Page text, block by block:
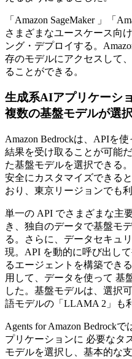
「Amazon SageMaker 」「
さまざまなユースケース向
ング・デプロイする。
存のモデルにアクセスして
ることができる。
生成系AIアプリケーシ
複数の基盤モデルが選
Amazon Bedrockは、APIを
結果を受け取ることが可能
た基盤モデルを選択できる
安全にカスタマイズできる
おり、東京リージョンでも利
単一の API でさまざまな主
き、独自のデータで基盤モ
る。さらに、データセキュ
現。API を動的に呼び出し
るエージェントを構築でき
用して、データを使って 基
した。基盤モデルは、選択
語モデルの「LLAMA 2」も
Agents for Amazon Bedrock
プリケーションに 必要なタ
モデルを選択し、基本的な